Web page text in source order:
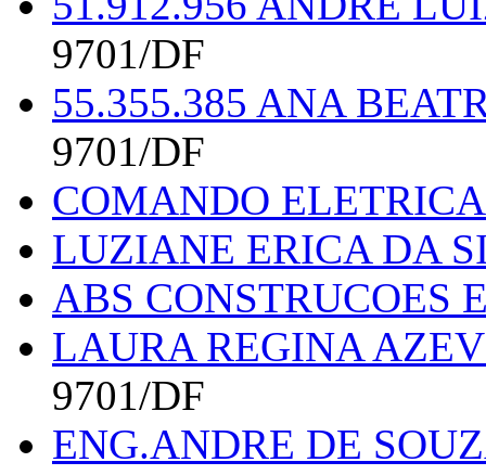
9701/DF
55.355.385 ANA
9701/DF
COMANDO
LUZIANE ERICA DA
ABS CONSTRUCOES
LAURA REGINA
9701/DF
ENG.ANDRE DE